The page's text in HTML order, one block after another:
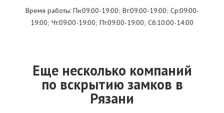
Время работы: Пн:09:00-19:00; Вт:09:00-19:00; Ср:09:00-
19:00; Чт:09:00-19:00; Пт:09:00-19:00; Сб:10:00-14:00
Еще несколько компаний
по вскрытию замков в
Рязани